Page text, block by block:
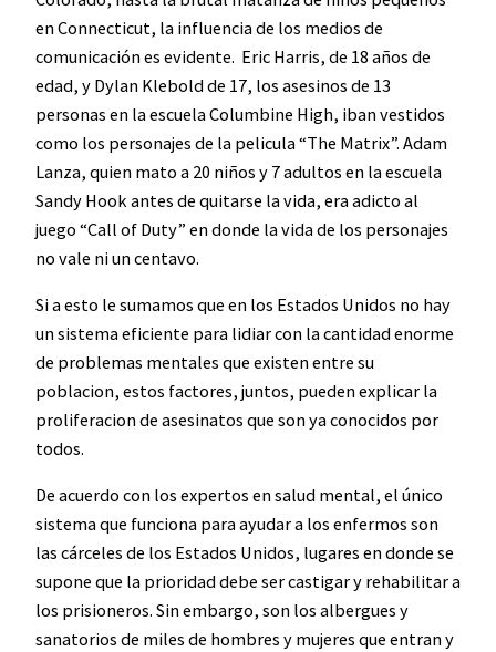
en Connecticut, la influencia de los medios de
comunicación es evidente. Eric Harris, de 18 años de
edad, y Dylan Klebold de 17, los asesinos de 13
personas en la escuela Columbine High, iban vestidos
como los personajes de la pelicula “The Matrix”. Adam
Lanza, quien mato a 20 niños y 7 adultos en la escuela
Sandy Hook antes de quitarse la vida, era adicto al
juego “Call of Duty” en donde la vida de los personajes
no vale ni un centavo.
Si a esto le sumamos que en los Estados Unidos no hay
un sistema eficiente para lidiar con la cantidad enorme
de problemas mentales que existen entre su
poblacion, estos factores, juntos, pueden explicar la
proliferacion de asesinatos que son ya conocidos por
todos.
De acuerdo con los expertos en salud mental, el único
sistema que funciona para ayudar a los enfermos son
las cárceles de los Estados Unidos, lugares en donde se
supone que la prioridad debe ser castigar y rehabilitar a
los prisioneros. Sin embargo, son los albergues y
sanatorios de miles de hombres y mujeres que entran y